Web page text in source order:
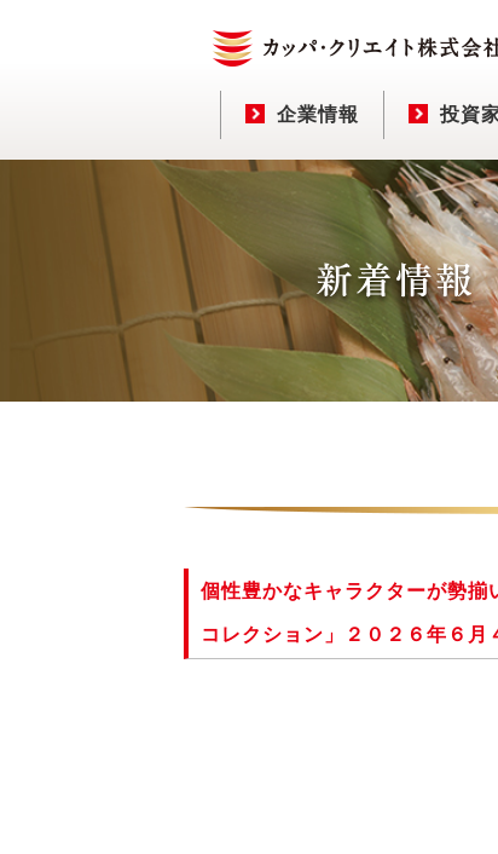
企業情報 投資
個性豊かなキャラクターが勢揃
コレクション」２０２６年６月